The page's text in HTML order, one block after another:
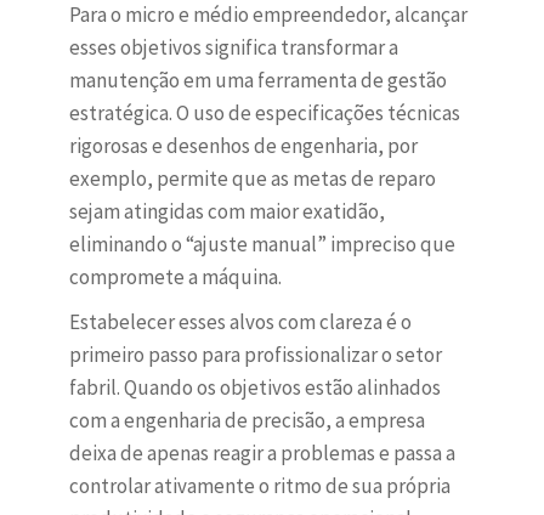
Para o micro e médio empreendedor, alcançar
esses objetivos significa transformar a
manutenção em uma ferramenta de gestão
estratégica. O uso de especificações técnicas
rigorosas e desenhos de engenharia, por
exemplo, permite que as metas de reparo
sejam atingidas com maior exatidão,
eliminando o “ajuste manual” impreciso que
compromete a máquina.
Estabelecer esses alvos com clareza é o
primeiro passo para profissionalizar o setor
fabril. Quando os objetivos estão alinhados
com a engenharia de precisão, a empresa
deixa de apenas reagir a problemas e passa a
controlar ativamente o ritmo de sua própria